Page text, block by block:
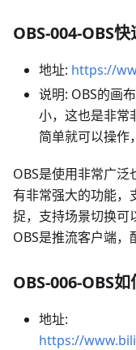
OBS-004-OBS
地址: https://
说明: OBS的画
小，这也是非常
简单就可以操作
OBS是使用非常广
有非常强大的功能，
捉，支持场景切换可
OBS是推流客户端
OBS-006-OBS
地址:
https://